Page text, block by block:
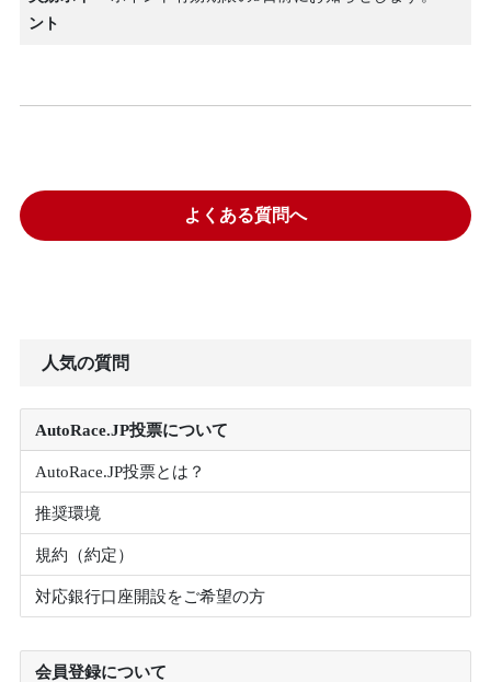
ント
よくある質問へ
人気の質問
AutoRace.JP投票について
AutoRace.JP投票とは？
推奨環境
規約（約定）
対応銀行口座開設をご希望の方
会員登録について